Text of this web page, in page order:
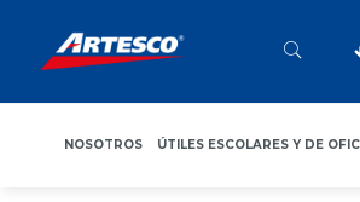
NOSOTROS ÚTILES ESCOLARES Y DE